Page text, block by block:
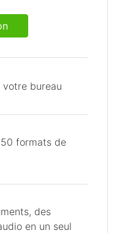
bureau
formats de
des
en un seul